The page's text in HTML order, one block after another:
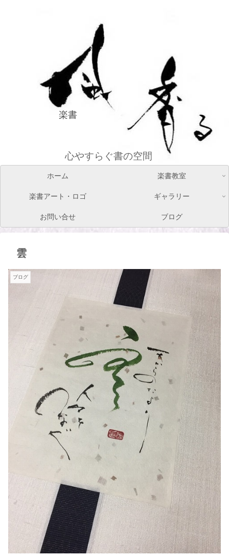
楽書
心やすらぐ書の空間
ホーム 楽書教室
楽書アート・ロゴ ギャラリー
お問い合せ ブログ
雲
ブログ